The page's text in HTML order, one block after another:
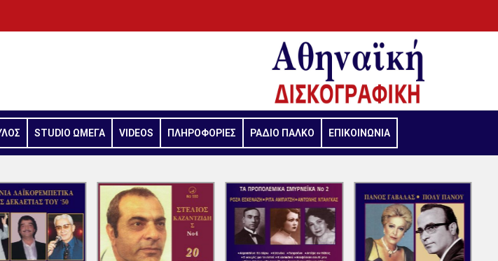
STUDIO ΩΜΕΓΑ VIDEOS ΠΛΗΡΟΦΟΡΙΕΣ ΡΑΔΙΟ ΠΑΛΚΟ ΕΠΙΚΟΙΝΩΝΙΑ